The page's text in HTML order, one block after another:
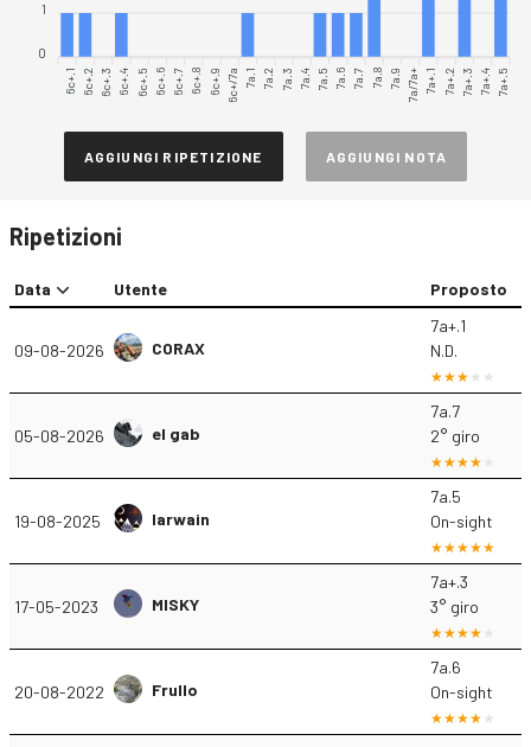
1
0
6c+.1 6c+.2 6c+.3 6c+.4 6c+.5 6c+.6 6c+.7 6c+.8 6c+.9 6c+/7a 7a.1 7a.2 7a.3 7a.4 7a.5 7a.6 7a.7 7a.8 7a.9 7a/7a+ 7a+.1 7a+.2 7a+.3 7a+.4 7a+.5
AGGIUNGI RIPETIZIONE AGGIUNGI NOTA
Ripetizioni
Data Utente Proposto
09-08-2026 CORAX
7a+.1
N.D.
05-08-2026 el gab
7a.7
2° giro
19-08-2025 Iarwain
7a.5
On-sight
17-05-2023 MISKY
7a+.3
3° giro
20-08-2022 Frullo
7a.6
On-sight